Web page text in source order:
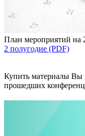
План мероприятий на
2 полугодие (PDF)
Купить материалы Вы
прошедших